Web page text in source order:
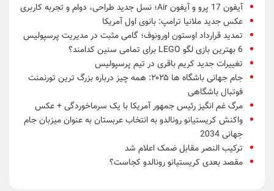
آیفون 17 پرو و آیفون Air؛ نسل جدید طراحی، دوام و تجربه کاربری
عکس جدید ملانیا ترامپ: بانوی اول آمریکا
تمدید قرارداد اوستون اورونوف؛ گامی مثبت در مدیریت پرسپولیس
6 بهترین بازی لگو LEGO برای تمامی سنین کدامند؟
تغییرات جدید کریم باقری در تیم پرسپولیس
جام جهانی باشگاه ها ۲۰۲۵: همه چیز درباره بزرگ ترین تورنمنت
فوتبال باشگاهی
مرگ غم انگیز رئیس جمهور آمریکا با یک سرماخوردگی + عکس
واکنش کریستیانو رونالدو به انتخاب عربستان به عنوان میزبان جام
جهانی 2034
ترکیب النصر مقابل ضمک اعلام شد
مقصد بعدی کریستیانو رونالدو کجاست؟